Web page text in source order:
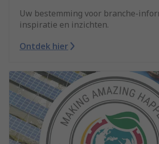
Uw bestemming voor branche-
inspiratie en inzichten.
Ontdek hier